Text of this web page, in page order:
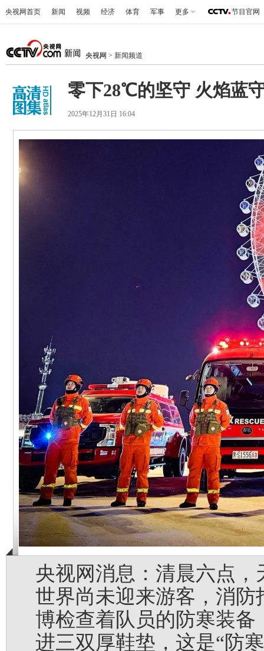
央视网首页 新闻 视频 经济 体育 军事 更多 节目官网
央视网 > 新闻频道
零下28℃的坚守 火焰蓝
2025年12月31日 16:04
央视网消息：清晨六点
世界尚未迎来游客，消
博检查着队员的防寒装
进三双厚鞋垫，这是“防